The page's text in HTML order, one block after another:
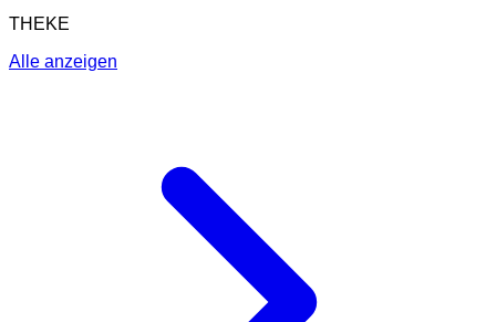
THEKE
Alle anzeigen